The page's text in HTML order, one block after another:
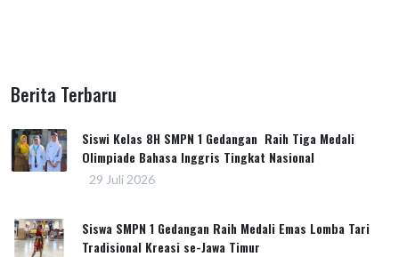
Berita Terbaru
Siswi Kelas 8H SMPN 1 Gedangan Raih Tiga Medali
Olimpiade Bahasa Inggris Tingkat Nasional
29 Juli 2026
Siswa SMPN 1 Gedangan Raih Medali Emas Lomba Tari
Tradisional Kreasi se-Jawa Timur